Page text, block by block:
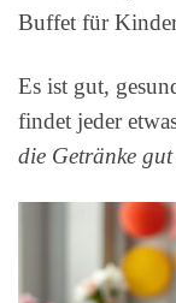
Buffet für
Es ist gut,
findet jeder
die Getränke gut